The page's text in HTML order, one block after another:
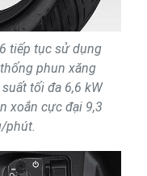
tiếp tục sử dụng
phun xăng
tối đa 6,6 kW
xoắn cực đại 9,3
phút.